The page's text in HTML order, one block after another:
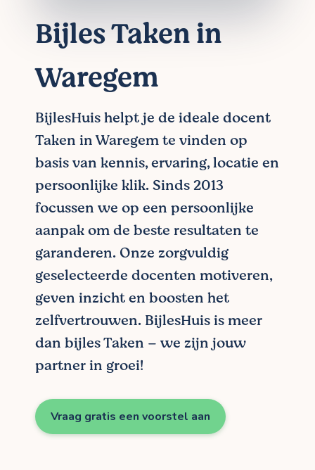
Bijles Taken in
Waregem
BijlesHuis helpt je de ideale docent
Taken in Waregem te vinden op
basis van kennis, ervaring, locatie en
persoonlijke klik. Sinds 2013
focussen we op een persoonlijke
aanpak om de beste resultaten te
garanderen. Onze zorgvuldig
geselecteerde docenten motiveren,
geven inzicht en boosten het
zelfvertrouwen. BijlesHuis is meer
dan bijles Taken – we zijn jouw
partner in groei!
Vraag gratis een voorstel aan